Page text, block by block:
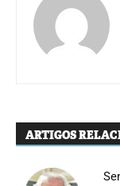
ARTIGOS